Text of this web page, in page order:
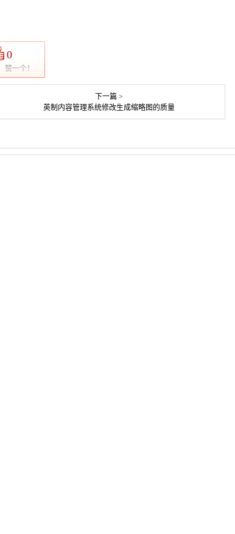
0
赞一个！
下一篇 >
英制内容管理系统修改生成缩略图的质量